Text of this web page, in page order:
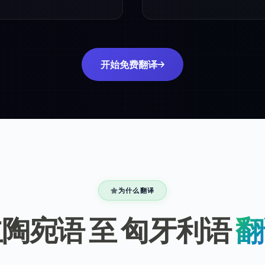
开始免费翻译
为什么翻译
宛语 至 匈牙利语